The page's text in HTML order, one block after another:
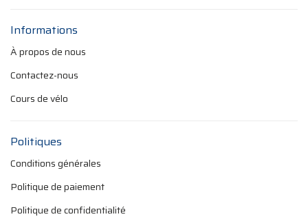
Informations
À propos de nous
Contactez-nous
Cours de vélo
Politiques
Conditions générales
Politique de paiement
Politique de confidentialité